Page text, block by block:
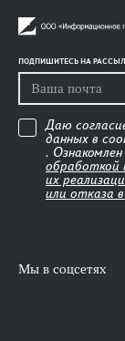
ПОДПИШИТЕСЬ НА
Даю
данных в
. Ознакомлен
обработкой
их
или отказа
Мы в соцсетях